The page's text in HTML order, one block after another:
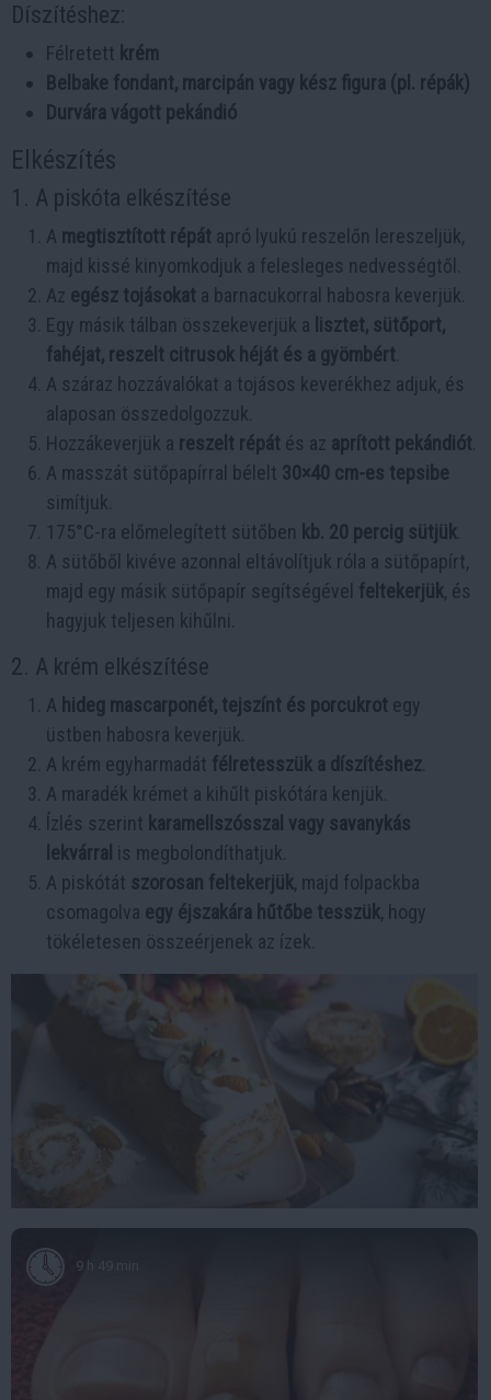
Díszítéshez:
Félretett krém
Belbake fondant, marcipán vagy kész figura (pl. répák)
Durvára vágott pekándió
Elkészítés
1. A piskóta elkészítése
A megtisztított répát apró lyukú reszelőn lereszeljük,
majd kissé kinyomkodjuk a felesleges nedvességtől.
Az egész tojásokat a barnacukorral habosra keverjük.
Egy másik tálban összekeverjük a lisztet, sütőport,
fahéjat, reszelt citrusok héját és a gyömbért
A száraz hozzávalókat a tojásos keverékhez adjuk, és
alaposan összedolgozzuk.
Hozzákeverjük a reszelt répát és az aprított pekándiót
A masszát sütőpapírral bélelt 30×40 cm-es tepsibe
simítjuk.
175°C-ra előmelegített sütőben kb. 20 percig sütjük
A sütőből kivéve azonnal eltávolítjuk róla a sütőpapírt,
majd egy másik sütőpapír segítségével feltekerjük, és
hagyjuk teljesen kihűlni.
2. A krém elkészítése
A hideg mascarponét, tejszínt és porcukrot egy
üstben habosra keverjük.
A krém egyharmadát félretesszük a díszítéshez
A maradék krémet a kihűlt piskótára kenjük.
Ízlés szerint karamellszósszal vagy savanykás
lekvárral is megbolondíthatjuk.
A piskótát szorosan feltekerjük, majd folpackba
csomagolva egy éjszakára hűtőbe tesszük, hogy
tökéletesen összeérjenek az ízek.
9 h 49 min